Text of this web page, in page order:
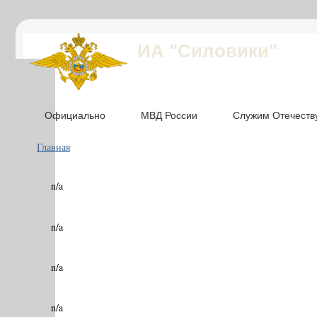
ИА "Силовики"
Официально МВД России Служим
Главная
n/a
n/a
n/a
n/a